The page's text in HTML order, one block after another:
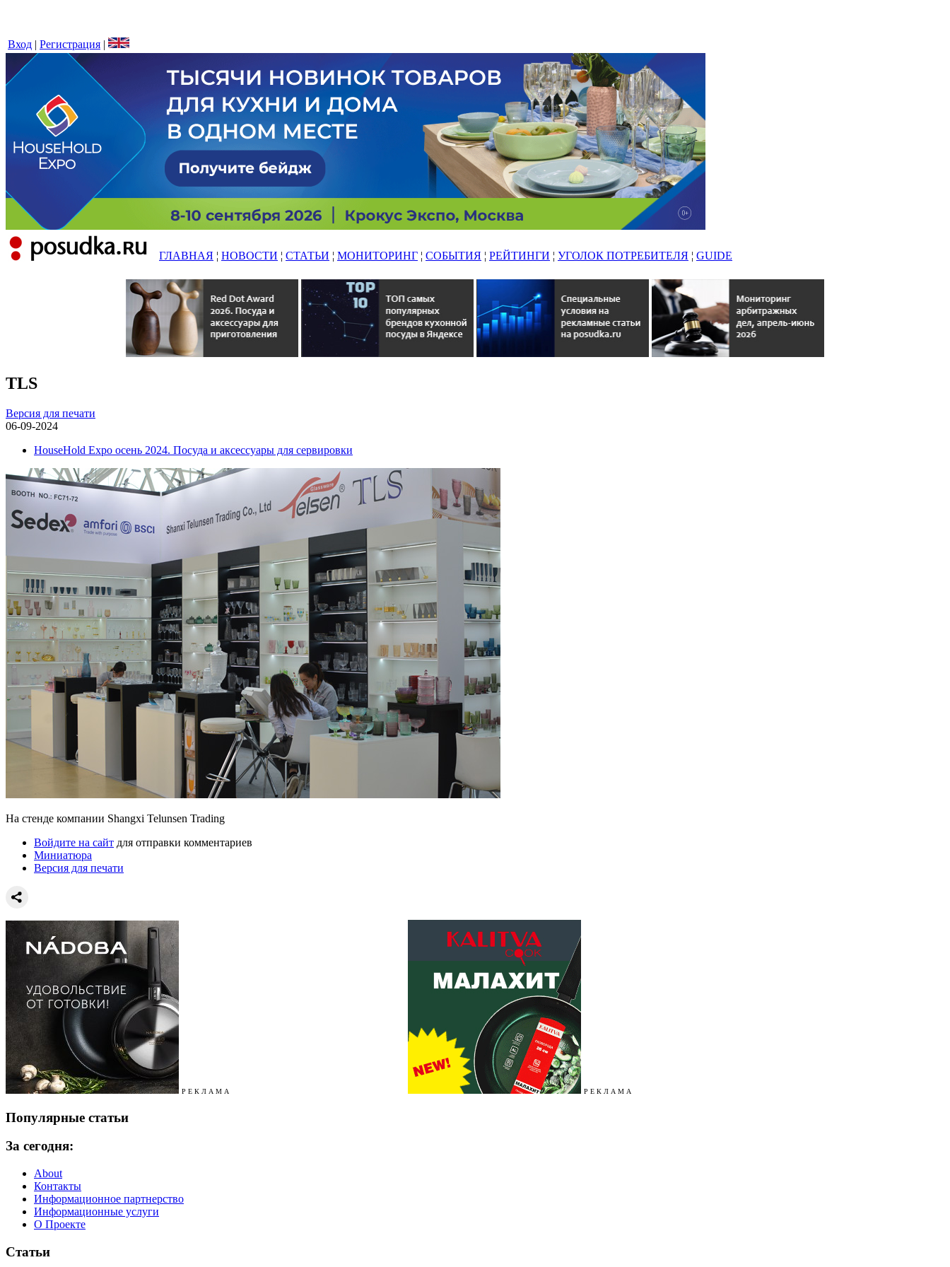
Вход | Регистрация |
ГЛАВНАЯ ¦ НОВОСТИ ¦ СТАТЬИ ¦ МОНИТОРИНГ ¦ СОБЫТИЯ ¦ РЕЙТИНГИ ¦ УГОЛОК ПОТРЕБИТЕЛЯ ¦ GUIDE
TLS
Версия для печати
06-09-2024
HouseHold Expo осень 2024. Посуда и аксессуары для сервировки
На стенде компании Shangxi Telunsen Trading
Войдите на сайт для отправки комментариев
Миниатюра
Версия для печати
Р Е К Л А М А Р Е К Л А М А
Популярные статьи
За сегодня:
About
Контакты
Информационное партнерство
Информационные услуги
О Проекте
Статьи